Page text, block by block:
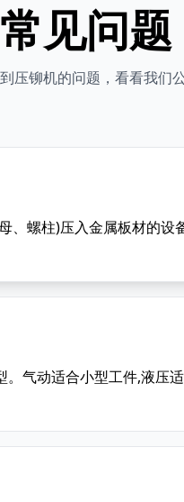
常见问题
压铆机的问题，看看我们
、螺柱)压入金属板材的
气动适合小型工件,液压